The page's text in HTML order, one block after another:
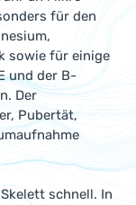
für den
sowie für einige
und der B-
Der
Pubertät,
schnell. In